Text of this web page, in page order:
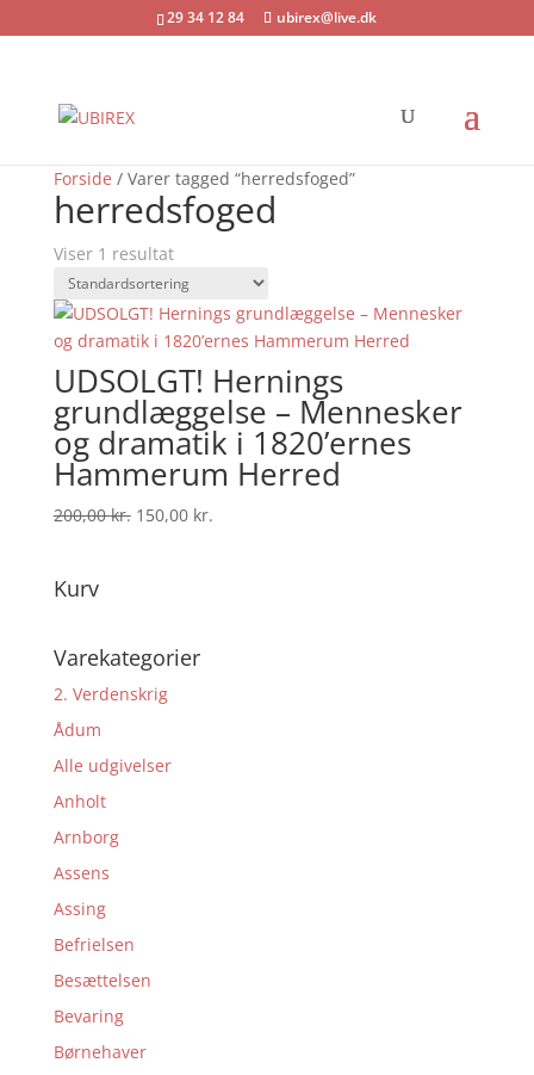
29 34 12 84 ubirex@live.dk
Forside / Varer tagged “herredsfoged”
herredsfoged
Viser 1 resultat
Tilbud!
UDSOLGT! Hernings
grundlæggelse – Mennesker
og dramatik i 1820’ernes
Hammerum Herred
200,00kr. Den
150,00 kr.Den
Kurv
Varekategorier
2. Verdenskrig
Ådum
Alle udgivelser
Anholt
Arnborg
Assens
Assing
Befrielsen
Besættelsen
Bevaring
Børnehaver